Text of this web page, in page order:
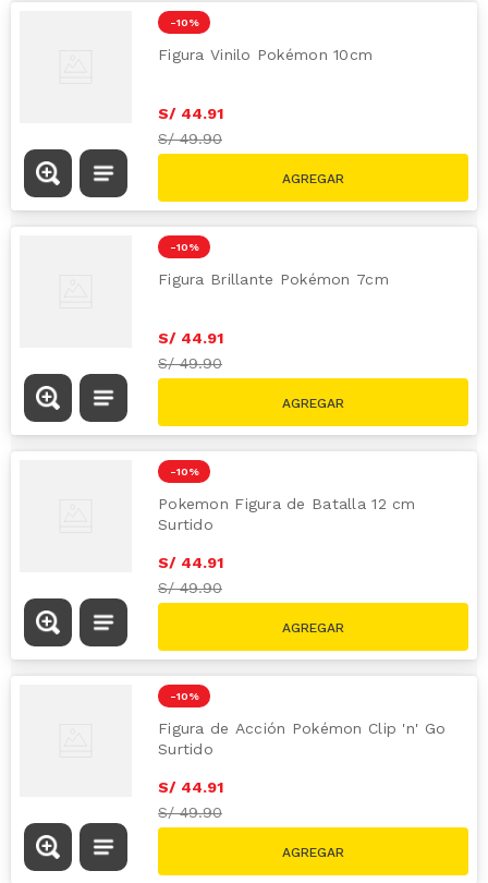
-10 %
Figura Vinilo Pokémon 10cm
S/ 44.91
S/49.90
-10 %
Figura Brillante Pokémon 7cm
S/ 44.91
S/49.90
-10 %
Pokemon Figura de Batalla 12 cm
Surtido
S/ 44.91
S/49.90
-10 %
Figura de Acción Pokémon Clip 'n' Go
Surtido
S/ 44.91
S/49.90